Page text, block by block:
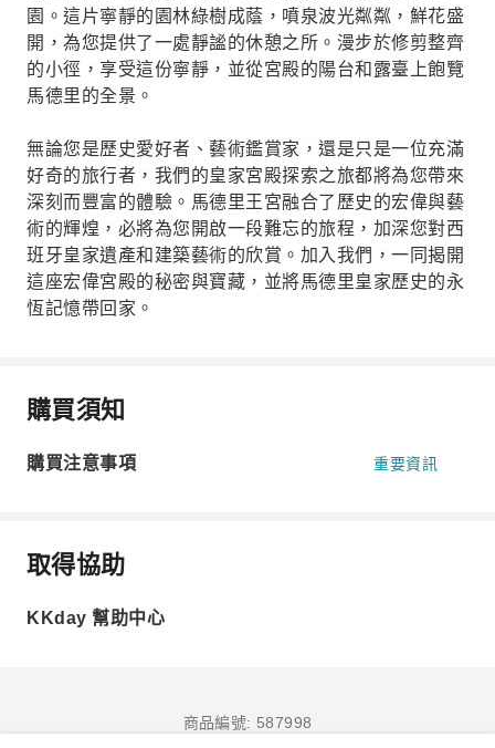
園。這片寧靜的園林綠樹成蔭，噴泉波光粼粼，鮮花盛
開，為您提供了一處靜謐的休憩之所。漫步於修剪整齊
的小徑，享受這份寧靜，並從宮殿的陽台和露臺上飽覽
馬德里的全景。
無論您是歷史愛好者、藝術鑑賞家，還是只是一位充滿
好奇的旅行者，我們的皇家宮殿探索之旅都將為您帶來
深刻而豐富的體驗。馬德里王宮融合了歷史的宏偉與藝
術的輝煌，必將為您開啟一段難忘的旅程，加深您對西
班牙皇家遺產和建築藝術的欣賞。加入我們，一同揭開
這座宏偉宮殿的秘密與寶藏，並將馬德里皇家歷史的永
恆記憶帶回家。
購買須知
購買注意事項 重要資訊
取得協助
KKday 幫助中心
商品編號: 587998